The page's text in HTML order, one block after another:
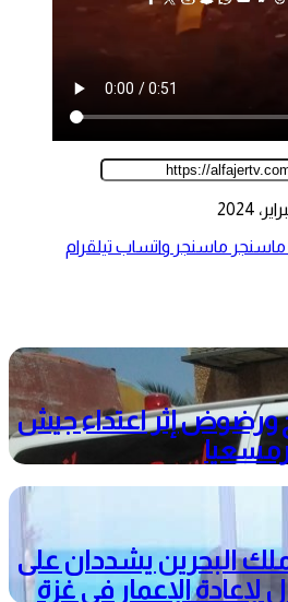
ماسنجر ماسنجر واتساب تيلقرام
ورضوض إثر اعتداء جيش
البحرين يشددان على
لإعادة الإعمار في غزة